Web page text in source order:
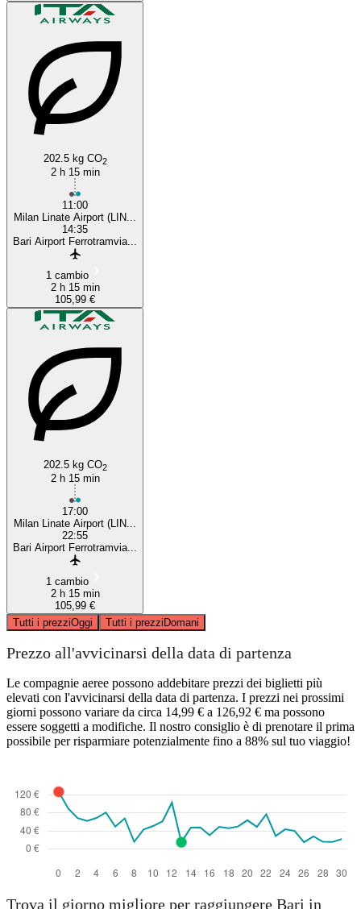
202.5 kg CO2
2 h 15 min
11:00
Milan Linate Airport (LIN...
14:35
Bari Airport Ferrotramvia...
1 cambio
2 h 15 min
105,99 €
202.5 kg CO2
2 h 15 min
17:00
Milan Linate Airport (LIN...
22:55
Bari Airport Ferrotramvia...
1 cambio
2 h 15 min
105,99 €
Tutti i prezziOggi Tutti i prezziDomani
Prezzo all'avvicinarsi della data di partenza
Le compagnie aeree possono addebitare prezzi dei biglietti più
elevati con l'avvicinarsi della data di partenza. I prezzi nei prossimi
giorni possono variare da circa 14,99 € a 126,92 € ma possono
essere soggetti a modifiche. Il nostro consiglio è di prenotare il prima
possibile per risparmiare potenzialmente fino a 88% sul tuo viaggio!
Trova il giorno migliore per raggiungere Bari in